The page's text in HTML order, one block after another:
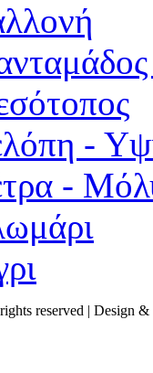
-
-
reserved | Design &